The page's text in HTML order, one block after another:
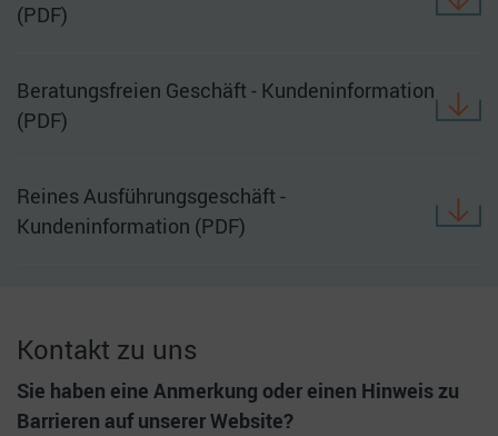
(PDF)
Beratungsfreien Geschäft - Kundeninformation
(PDF)
Reines Ausführungsgeschäft -
Kundeninformation (PDF)
Kontakt zu uns
Sie haben eine Anmerkung oder einen Hinweis zu
Barrieren auf unserer Website?